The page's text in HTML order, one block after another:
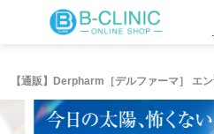
【通販】Derpharm［デルファーマ］ エ